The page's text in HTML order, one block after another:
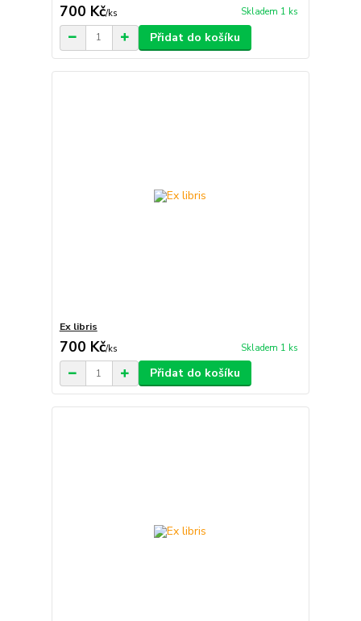
700 Kč/ks Skladem 1 ks
Přidat do košíku
Ex libris
700 Kč/ks Skladem 1 ks
Přidat do košíku